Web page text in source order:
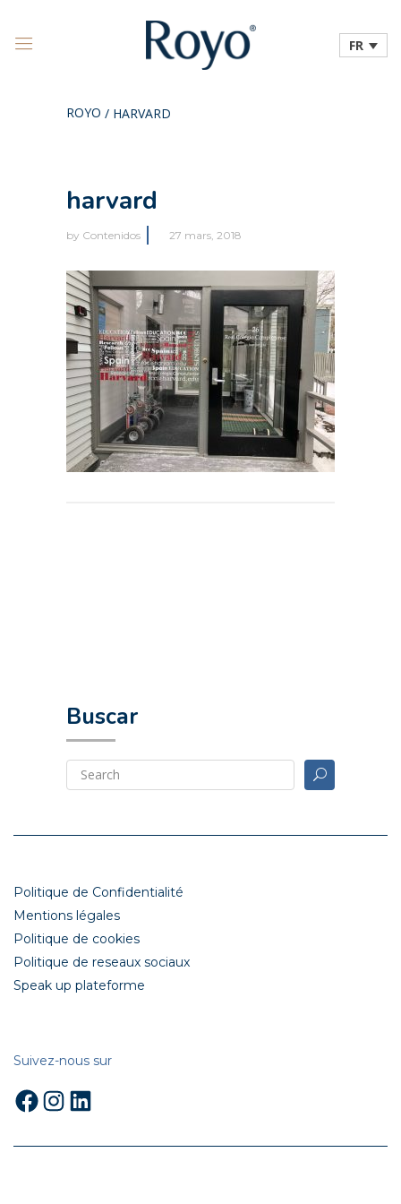
FR
ROYO / HARVARD
harvard
by Contenidos 27 mars, 2018
Buscar
Politique de Confidentialité
Mentions légales
Politique de cookies
Politique de reseaux sociaux
Speak up plateforme
Suivez-nous sur
Facebook
Instagram
LinkedIn